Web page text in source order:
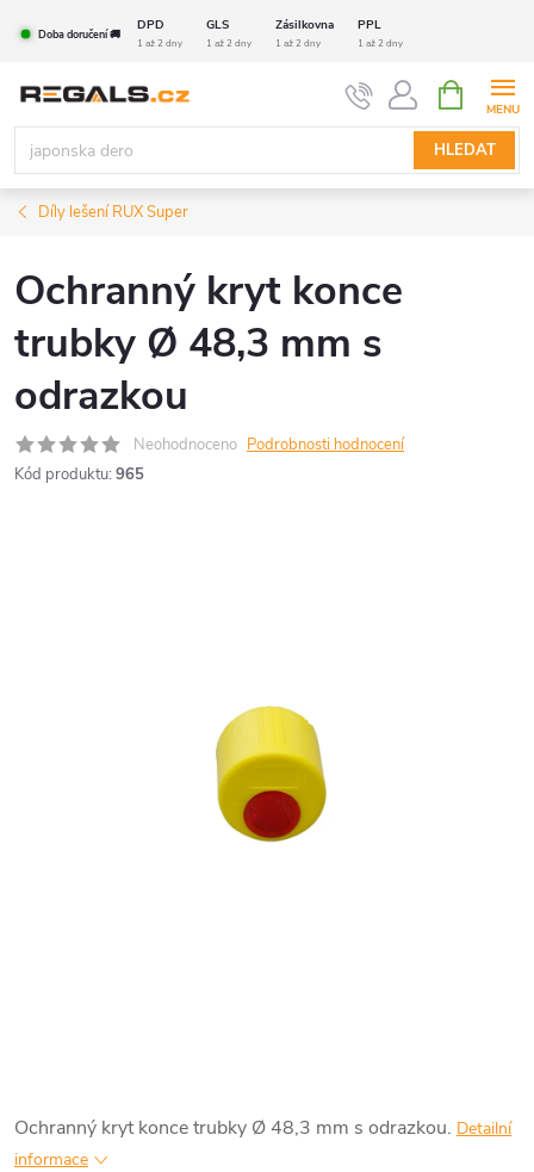
Doba doručení 🚚
DPD GLS Zásilkovna PPL
1 až 2 dny 1 až 2 dny 1 až 2 dny 1 až 2 dny
HLEDAT
NÁKUPNÍ
KOŠÍK
Díly lešení RUX Super
Ochranný kryt konce
trubky Ø 48,3 mm s
odrazkou
Neohodnoceno Podrobnosti hodnocení
Kód produktu: 965
Ochranný kryt konce trubky Ø 48,3 mm s odrazkou. Detailní
informace